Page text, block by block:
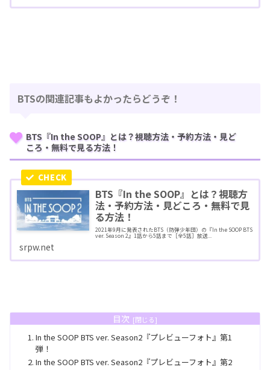
BTSの関連記事もよかったらどうぞ！
BTS『In the SOOP』とは？視聴方法・予約方法・見ど
ころ・無料で見る方法！
BTS『In the SOOP』とは？視聴方
法・予約方法・見どころ・無料で見
る方法！
2021年9月に発表されたBTS（防弾少年団）の『In the SOOP BTS
ver. Season 2』1話から5話まで［全5話］放送...
srpw.net
目次
In the SOOP BTS ver. Season2『プレビューフォト』第1
弾！
In the SOOP BTS ver. Season2『プレビューフォト』第2